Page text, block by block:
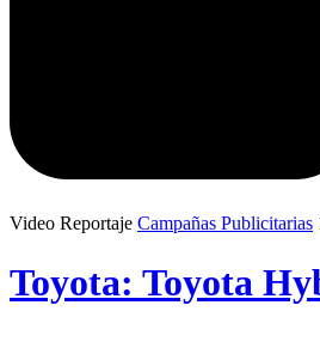
Video Reportaje Campañas Publicitarias
Toyota: Toyota